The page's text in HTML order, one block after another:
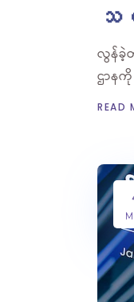
သ
လွန်ခဲ့
ဌာန
READ